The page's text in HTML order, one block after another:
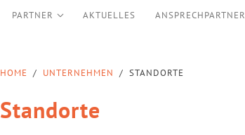
PARTNER AKTUELLES ANSPRECHPARTNER
HOME / UNTERNEHMEN / STANDORTE
Standorte